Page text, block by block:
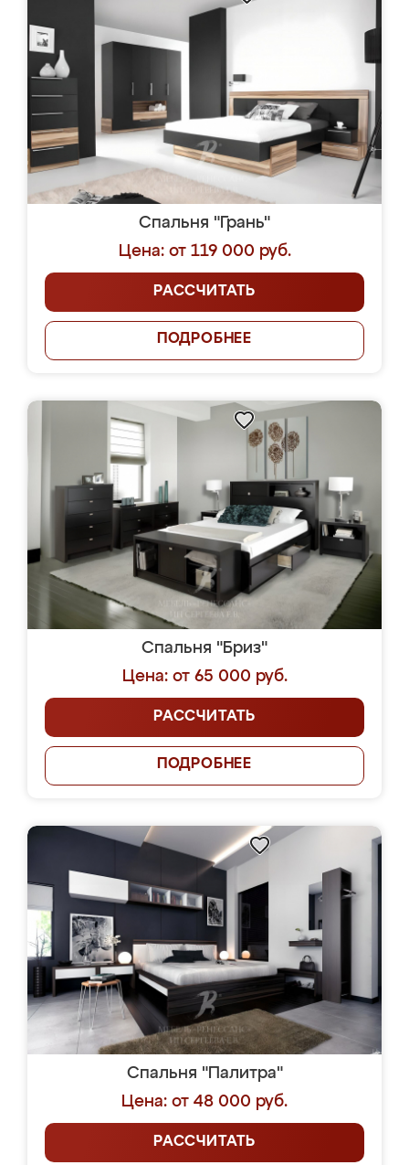
Спальня "Грань"
Цена: от 119 000 руб.
РАССЧИТАТЬ
ПОДРОБНЕЕ
Спальня "Бриз"
Цена: от 65 000 руб.
РАССЧИТАТЬ
ПОДРОБНЕЕ
Спальня "Палитра"
Цена: от 48 000 руб.
РАССЧИТАТЬ